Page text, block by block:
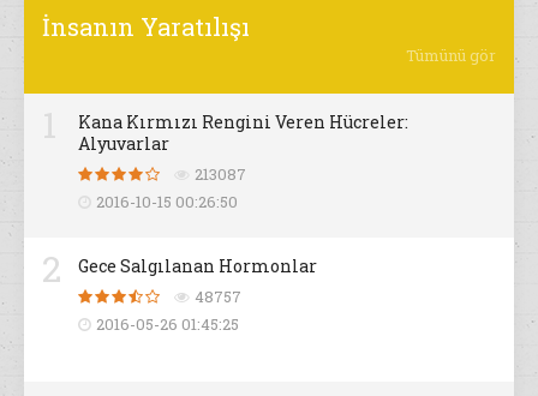
İnsanın Yaratılışı
Tümünü gör
Kana Kırmızı Rengini Veren Hücreler:
Alyuvarlar
213087
2016-10-15 00:26:50
2 Gece Salgılanan Hormonlar
48757
2016-05-26 01:45:25